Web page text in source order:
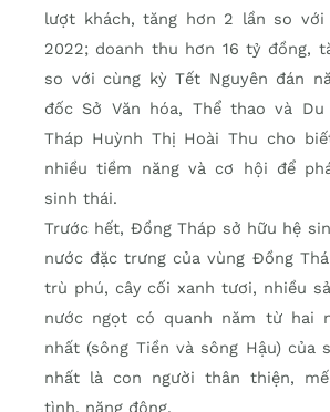
lượt khách, tăng hơn 2 lần so với
2022; doanh thu hơn 16 tỷ đồng,
so với cùng kỳ Tết Nguyên đán
đốc Sở Văn hóa, Thể thao và
Tháp Huỳnh Thị Hoài Thu cho
nhiều tiềm năng và cơ hội để
sinh thái.
Trước hết, Đồng Tháp sở hữu hệ
nước đặc trưng của vùng Đồng
trù phú, cây cối xanh tươi, nhiều
nước ngọt có quanh năm từ hai
nhất (sông Tiền và sông Hậu) của
nhất là con người thân thiện,
tình, năng động.